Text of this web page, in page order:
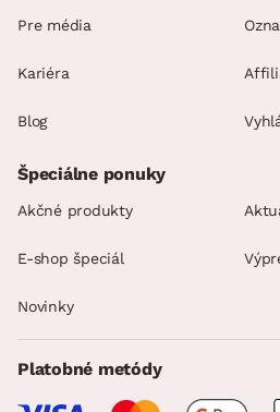
Pre média
Kariéra
Blog
Špeciálne ponuky
Akčné produkty
E-shop špeciál
Novinky
Platobné metódy